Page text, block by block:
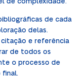
de complexidade.
de cada
delas.
e referência
de todos os
o processo de
final.